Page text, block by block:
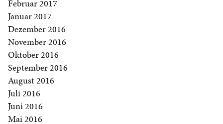
Februar 2017
Januar 2017
Dezember 2016
November 2016
Oktober 2016
September 2016
August 2016
Juli 2016
Juni 2016
Mai 2016